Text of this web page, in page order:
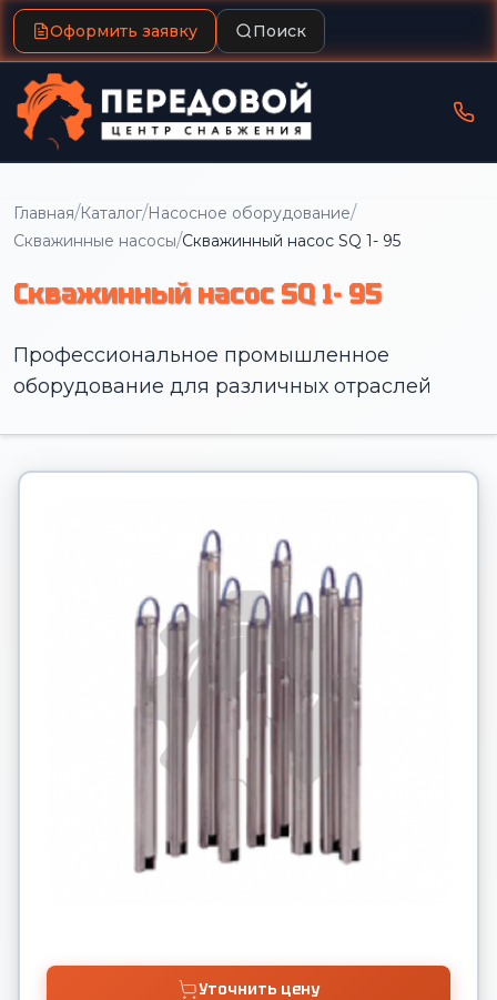
Оформить заявку Поиск
Главная/Каталог/Насосное оборудование/
Скважинные насосы/Скважинный насос SQ 1- 95
Скважинный насос SQ 1- 95
Профессиональное промышленное
оборудование для различных отраслей
Уточнить цену